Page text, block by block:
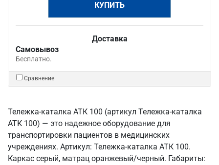
КУПИТЬ
Доставка
Самовывоз
Бесплатно.
Сравнение
Тележка-каталка АТК 100 (артикул Тележка-каталка
АТК 100) — это надежное оборудование для
транспортировки пациентов в медицинских
учреждениях. Артикул: Тележка-каталка АТК 100.
Каркас серый, матрац оранжевый/черный. Габариты: